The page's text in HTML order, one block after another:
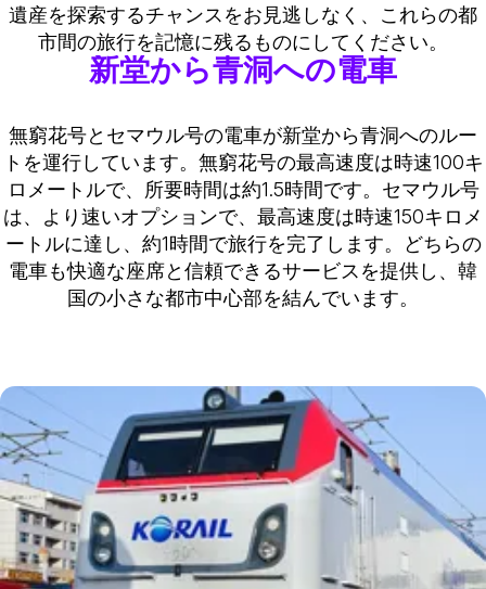
遺産を探索するチャンスをお見逃しなく、これらの都
市間の旅行を記憶に残るものにしてください。
新堂から青洞への電車
無窮花号とセマウル号の電車が新堂から青洞へのルー
トを運行しています。無窮花号の最高速度は時速100キ
ロメートルで、所要時間は約1.5時間です。セマウル号
は、より速いオプションで、最高速度は時速150キロメ
ートルに達し、約1時間で旅行を完了します。どちらの
電車も快適な座席と信頼できるサービスを提供し、韓
国の小さな都市中心部を結んでいます。